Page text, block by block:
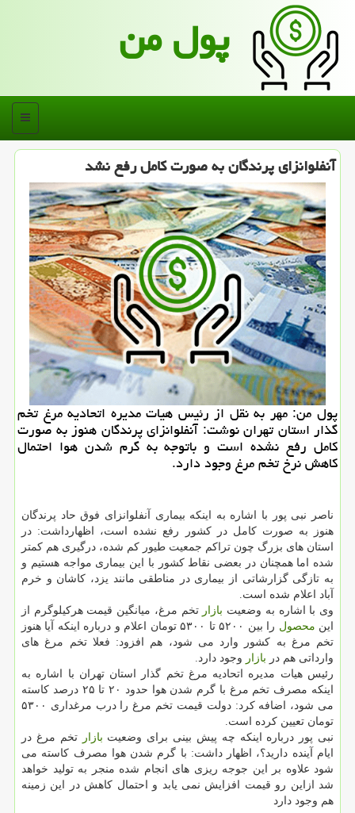
پول من
منو
آنفلوانزای پرندگان به صورت كامل رفع نشد
پول من: مهر به نقل از رئیس هیات مدیره اتحادیه مرغ تخم
گذار استان تهران نوشت: آنفلوانزای پرندگان هنوز به صورت
كامل رفع نشده است و باتوجه به گرم شدن هوا احتمال
كاهش نرخ تخم مرغ وجود دارد.
ناصر نبی پور با اشاره به اینكه بیماری آنفلوانزای فوق حاد پرندگان
هنوز به صورت كامل در كشور رفع نشده است، اظهارداشت: در
استان های بزرگ چون تراكم جمعیت طیور كم شده، درگیری هم كمتر
شده اما همچنان در بعضی نقاط كشور با این بیماری مواجه هستیم و
به تازگی گزارشاتی از بیماری در مناطقی مانند یزد، كاشان و خرم
آباد اعلام شده است.
وی با اشاره به وضعیت بازار تخم مرغ، میانگین قیمت هركیلوگرم از
این محصول
را بین ۵۲۰۰ تا ۵۳۰۰ تومان اعلام و درباره اینكه آیا هنوز
تخم مرغ به كشور وارد می شود، هم افزود: فعلا تخم مرغ های
وارداتی هم در بازار وجود دارد.
رئیس هیات مدیره اتحادیه مرغ تخم گذار استان تهران با اشاره به
اینكه مصرف تخم مرغ با گرم شدن هوا حدود ۲۰ تا ۲۵ درصد كاسته
می شود، اضافه كرد: دولت قیمت تخم مرغ را درب مرغداری ۵۳۰۰
تومان تعیین كرده است.
نبی پور درباره اینكه چه پیش بینی برای وضعیت بازار
تخم مرغ در
ایام آینده دارید؟، اظهار داشت: با گرم شدن هوا مصرف كاسته می
شود علاوه بر این جوجه ریزی های انجام شده منجر به تولید خواهد
شد ازاین رو قیمت افزایش نمی یابد و احتمال كاهش در این زمینه
هم وجود دارد